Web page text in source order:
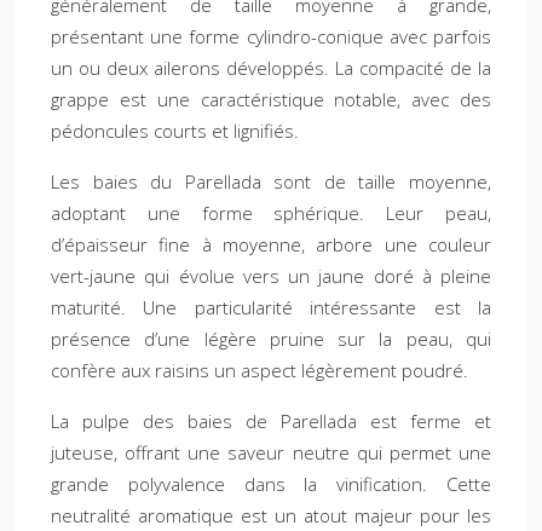
généralement de taille moyenne à grande,
présentant une forme cylindro-conique avec parfois
un ou deux ailerons développés. La compacité de la
grappe est une caractéristique notable, avec des
pédoncules courts et lignifiés.
Les baies du Parellada sont de taille moyenne,
adoptant une forme sphérique. Leur peau,
d’épaisseur fine à moyenne, arbore une couleur
vert-jaune qui évolue vers un jaune doré à pleine
maturité. Une particularité intéressante est la
présence d’une légère pruine sur la peau, qui
confère aux raisins un aspect légèrement poudré.
La pulpe des baies de Parellada est ferme et
juteuse, offrant une saveur neutre qui permet une
grande polyvalence dans la vinification. Cette
neutralité aromatique est un atout majeur pour les